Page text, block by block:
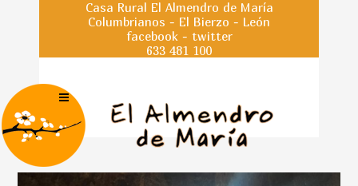
Casa Rural El Almendro de María
Columbrianos - El Bierzo - León
facebook- twitter
633 481 100